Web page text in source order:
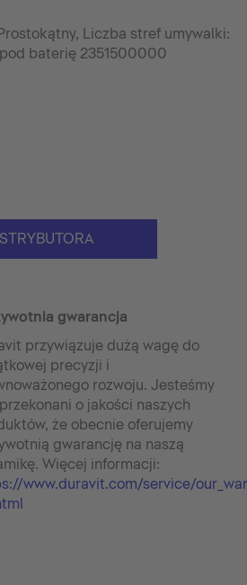
Liczba stref umywalki:
baterię 2351500000
gwarancja
przywiązuje dużą wagę do
precyzji i
rozwoju. Jesteśmy
o jakości naszych
że obecnie oferujemy
gwarancję na naszą
Więcej informacji:
www.duravit.com/service/